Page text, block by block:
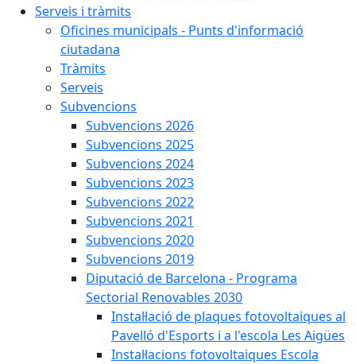
Serveis i tràmits
Oficines municipals - Punts d'informació
ciutadana
Tràmits
Serveis
Subvencions
Subvencions 2026
Subvencions 2025
Subvencions 2024
Subvencions 2023
Subvencions 2022
Subvencions 2021
Subvencions 2020
Subvencions 2019
Diputació de Barcelona - Programa
Sectorial Renovables 2030
Instal·lació de plaques fotovoltaiques al
Pavelló d'Esports i a l'escola Les Aigües
Instal·lacions fotovoltaiques Escola